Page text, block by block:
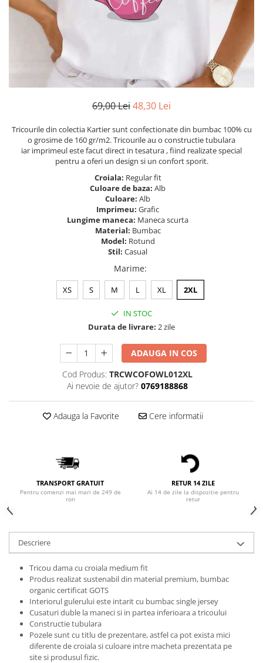
Tricouri Lips
Tricouri Love
Tricouri Mom
Tricouri Moon
Tricouri Paris
Tricouri Petrecerea Burlacitelor
Tricouri Pisici
Tricouri Retro
Tricouri Tattoo
Tricouri Toamna
Bluze Animale
Bluze Japanese
Bluze Lips
Bluze Pisici
Bluze Primavara
Bluze Tattoo
Bluze X-mas
Hanorace Unisex
Body-uri
Tricouri Japoneze
Tricouri Samurai
Tricouri Skull
Tricouri Sport
Tricouri Tattoo
Tricouri Oversize
Rap/Hip-Hop
Religious
69,00 Lei48,30 Lei
Tricourile din colectia Kartier sunt confectionate din bumbac 100% cu
o grosime de 160 gr/m2. Tricourile au o constructie tubulara
iar imprimeul este facut direct in tesatura , fiind realizate special
pentru a oferi un design si un confort sporit.
Croiala: Regular fit
Culoare de baza: Alb
Culoare: Alb
Imprimeu: Grafic
Lungime maneca: Maneca scurta
Material: Bumbac
Model: Rotund
Stil: Casual
Marime:
XS S M L XL 2XL
IN STOC
Durata de livrare: 2 zile
ADAUGA IN COS
Cod Produs: TRCWCOFOWL012XL
Ai nevoie de ajutor? 0769188868
Adauga la Favorite Cere informatii
TRANSPORT GRATUIT
Pentru comenzi mai mari de 249 de
ron
RETUR 14 ZILE
Ai 14 de zile la dispozitie pentru
retur
Descriere
Tricou dama cu croiala medium fit
Produs realizat sustenabil din material premium, bumbac
organic certificat GOTS
Interiorul gulerului este intarit cu bumbac single jersey
Cusaturi duble la maneci si in partea inferioara a tricoului
Constructie tubulara
Pozele sunt cu titlu de prezentare, astfel ca pot exista mici
diferente de croiala si culoare intre macheta prezentata pe
site si produsul fizic.